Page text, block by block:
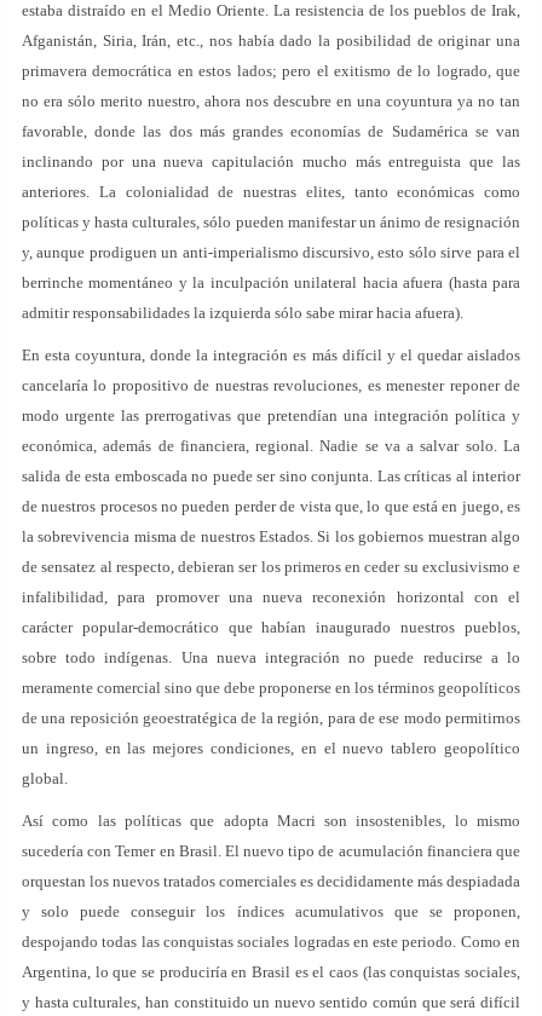
estaba distraído en el Medio Oriente. La resistencia de los pueblos de Irak,
Afganistán, Siria, Irán, etc., nos había dado la posibilidad de originar una
primavera democrática en estos lados; pero el exitismo de lo logrado, que
no era sólo merito nuestro, ahora nos descubre en una coyuntura ya no tan
favorable, donde las dos más grandes economías de Sudamérica se van
inclinando por una nueva capitulación mucho más entreguista que las
anteriores. La colonialidad de nuestras elites, tanto económicas como
políticas y hasta culturales, sólo pueden manifestar un ánimo de resignación
y, aunque prodiguen un anti-imperialismo discursivo, esto sólo sirve para el
berrinche momentáneo y la inculpación unilateral hacia afuera (hasta para
admitir responsabilidades la izquierda sólo sabe mirar hacia afuera).
En esta coyuntura, donde la integración es más difícil y el quedar aislados
cancelaría lo propositivo de nuestras revoluciones, es menester reponer de
modo urgente las prerrogativas que pretendían una integración política y
económica, además de financiera, regional. Nadie se va a salvar solo. La
salida de esta emboscada no puede ser sino conjunta. Las críticas al interior
de nuestros procesos no pueden perder de vista que, lo que está en juego, es
la sobrevivencia misma de nuestros Estados. Si los gobiernos muestran algo
de sensatez al respecto, debieran ser los primeros en ceder su exclusivismo e
infalibilidad, para promover una nueva reconexión horizontal con el
carácter popular-democrático que habían inaugurado nuestros pueblos,
sobre todo indígenas. Una nueva integración no puede reducirse a lo
meramente comercial sino que debe proponerse en los términos geopolíticos
de una reposición geoestratégica de la región, para de ese modo permitirnos
un ingreso, en las mejores condiciones, en el nuevo tablero geopolítico
global.
Así como las políticas que adopta Macri son insostenibles, lo mismo
sucedería con Temer en Brasil. El nuevo tipo de acumulación financiera que
orquestan los nuevos tratados comerciales es decididamente más despiadada
y solo puede conseguir los índices acumulativos que se proponen,
despojando todas las conquistas sociales logradas en este periodo. Como en
Argentina, lo que se produciría en Brasil es el caos (las conquistas sociales,
y hasta culturales, han constituido un nuevo sentido común que será difícil